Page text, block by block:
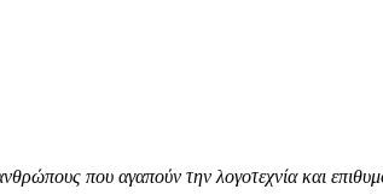
που αγαπούν την λογοτεχνία και